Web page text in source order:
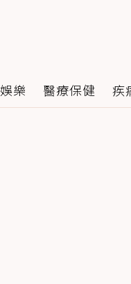
樂 醫療保健 疾